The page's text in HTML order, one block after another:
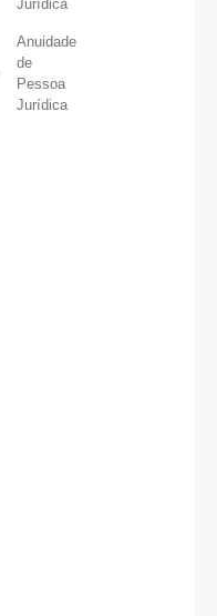
Jurídica
Anuidade
de
Pessoa
Jurídica